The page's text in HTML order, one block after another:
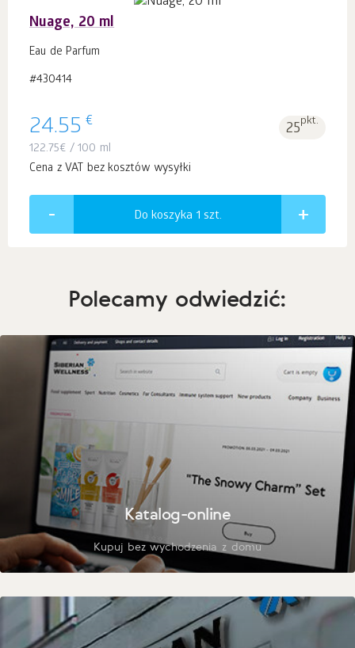
Nuage, 20 ml
Eau de Parfum
#430414
24.55 € 25pkt.
122.75€ / 100 ml
Cena z VAT bez kosztów wysyłki
Do koszyka 1 szt.
Polecamy odwiedzić:
Katalog-online
Kupuj bez wychodzenia z domu